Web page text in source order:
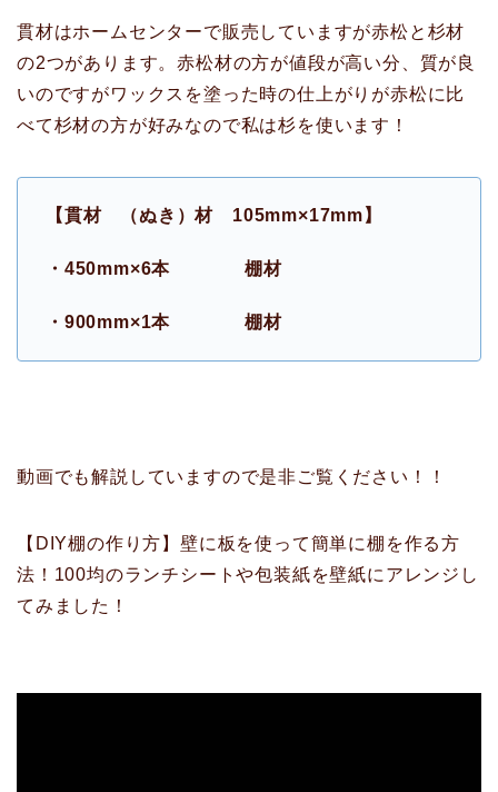
貫材はホームセンターで販売していますが赤松と杉材
の2つがあります。赤松材の方が値段が高い分、質が良
いのですがワックスを塗った時の仕上がりが赤松に比
べて杉材の方が好みなので私は杉を使います！
【貫材 （ぬき）材 105mm×17mm】
・450mm×6本 棚材
・900mm×1本 棚材
動画でも解説していますので是非ご覧ください！！
【DIY棚の作り方】壁に板を使って簡単に棚を作る方
法！100均のランチシートや包装紙を壁紙にアレンジし
てみました！